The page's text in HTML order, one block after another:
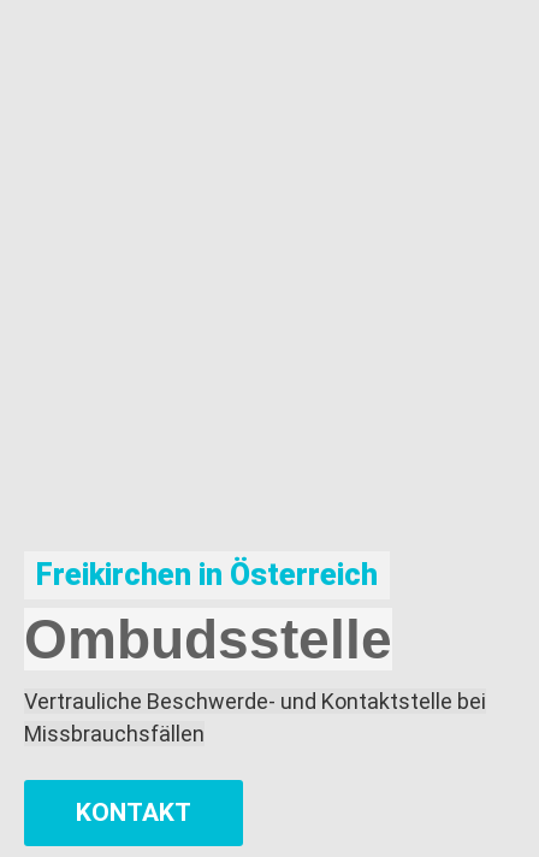
Freikirchen in Österreich
Ombudsstelle
Vertrauliche Beschwerde- und Kontaktstelle bei
Missbrauchsfällen
KONTAKT